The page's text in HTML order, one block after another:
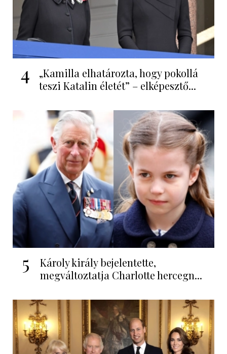
4
„Kamilla elhatározta, hogy pokollá
teszi Katalin életét” – elképesztő...
5
Károly király bejelentette,
megváltoztatja Charlotte hercegn...